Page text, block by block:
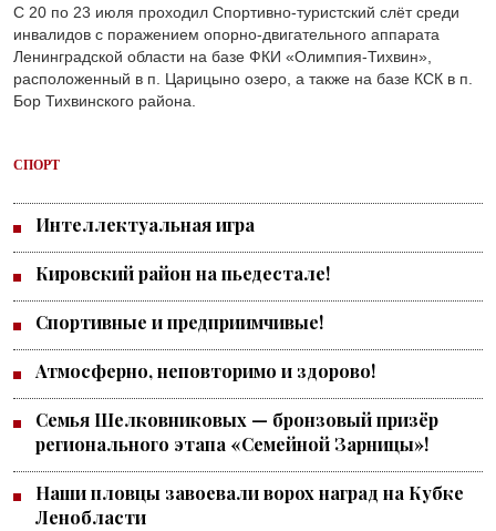
С 20 по 23 июля проходил Спортивно-туристский слёт среди
инвалидов с поражением опорно-двигательного аппарата
Ленинградской области на базе ФКИ «Олимпия-Тихвин»,
расположенный в п. Царицыно озеро, а также на базе КСК в п.
Бор Тихвинского района.
СПОРТ
Интеллектуальная игра
Кировский район на пьедестале!
Спортивные и предприимчивые!
Атмосферно, неповторимо и здорово!
Семья Шелковниковых — бронзовый призёр
регионального этапа «Семейной Зарницы»!
Наши пловцы завоевали ворох наград на Кубке
Ленобласти